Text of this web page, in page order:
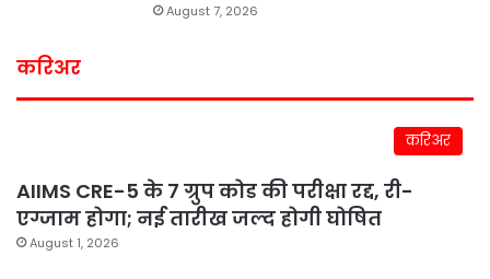
August 7, 2026
करिअर
करिअर
AIIMS CRE-5 के 7 ग्रुप कोड की परीक्षा रद्द, री-
एग्जाम होगा; नई तारीख जल्द होगी घोषित
August 1, 2026